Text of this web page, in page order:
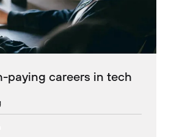
paying careers in tech